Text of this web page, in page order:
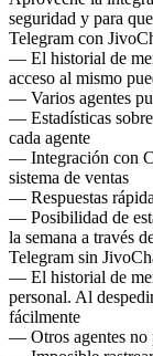
seguridad y para
Telegram con
— El historial de
acceso al mismo
— Varios agentes
— Estadísticas
cada agente
— Integración con
sistema de ventas
— Respuestas
— Posibilidad de
la semana a través
Telegram sin
— El historial de
personal. Al
fácilmente
— Otros agentes no